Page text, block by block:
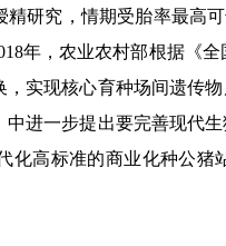
研究，情期受胎率最高
年，农业农村部根据《
实现核心育种场间遗传
进一步提出要完善现代
化高标准的商业化种公猪